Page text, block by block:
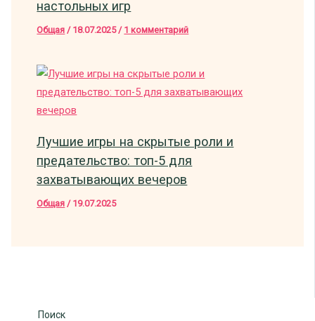
настольных игр
Общая / 18.07.2025 / 1 комментарий
Лучшие игры на скрытые роли и
предательство: топ-5 для
захватывающих вечеров
Общая / 19.07.2025
Поиск